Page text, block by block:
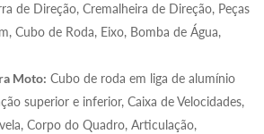
de Direção, Cremalheira de Direção, Peças
Cubo de Roda, Eixo, Bomba de Água,
Moto: Cubo de roda em liga de alumínio
superior e inferior, Caixa de Velocidades,
Corpo do Quadro, Articulação,